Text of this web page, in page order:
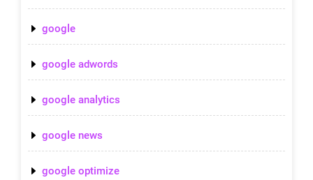
google
google adwords
google analytics
google news
google optimize